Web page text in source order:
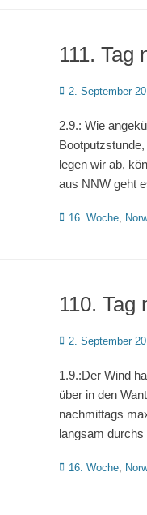
111. Tag
Posted
2. September
2.9.: Wie
legen wir ab,
aus NNW geht
Kategorien
16. Woche,
110. Tag
Posted
2. September
1.9.:Der Wind
über in den
nachmittags
langsam
Kategorien
16. Woche,